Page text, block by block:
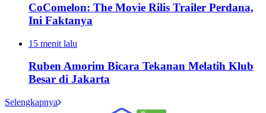
CoComelon: The Movie Rilis Trailer Perdana,
Ini Faktanya
15 menit lalu
Ruben Amorim Bicara Tekanan Melatih Klub
Besar di Jakarta
Selengkapnya